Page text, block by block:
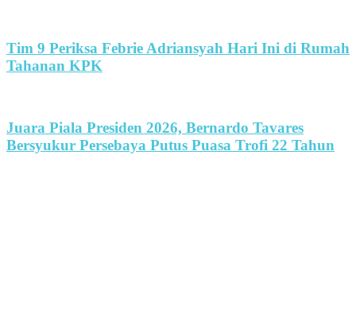
Tim 9 Periksa Febrie Adriansyah Hari Ini di Rumah
Tahanan KPK
Juara Piala Presiden 2026, Bernardo Tavares
Bersyukur Persebaya Putus Puasa Trofi 22 Tahun